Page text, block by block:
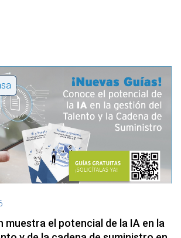
muestra el potencial de la IA en la